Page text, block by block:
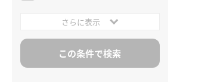
さらに表示